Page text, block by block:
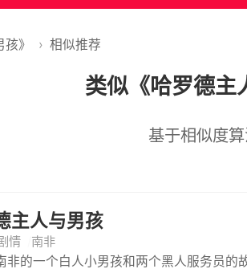
》 › 相似推荐
类似《哈罗德主
基于相似度
主人与男孩
情
南非
非的一个白人小男孩和两个黑人服务员